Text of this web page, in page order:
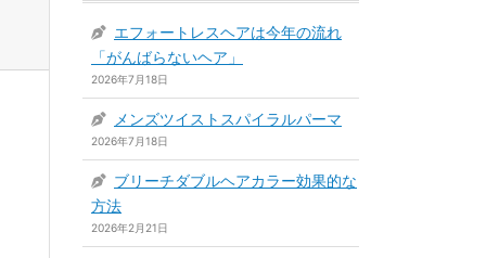
エフォートレスヘアは今年の流れ
「がんばらないヘア」
2026年7月18日
メンズツイストスパイラルパーマ
2026年7月18日
ブリーチダブルヘアカラー効果的な
方法
2026年2月21日